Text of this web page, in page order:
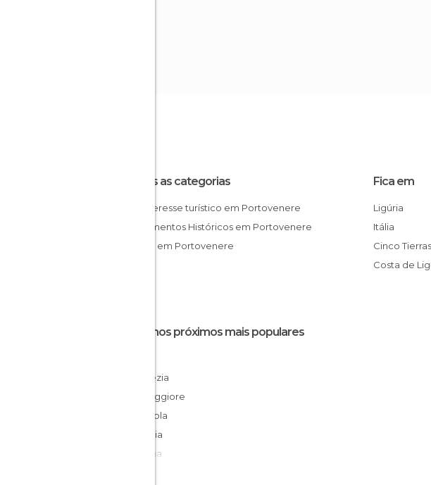
Todas as categorias
De interesse turístico em Portovenere
Monumentos Históricos em Portovenere
Portos em Portovenere
Fica em
Ligúria
Itália
Cinco Tierras
Costa de
Destinos próximos mais populares
La Spezia
Riomaggiore
Manarola
Ameglia
Sarzana